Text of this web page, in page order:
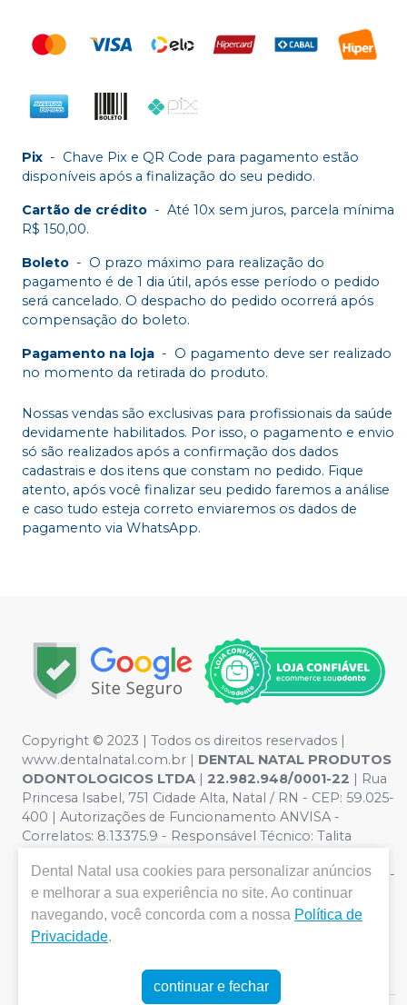
Pix - Chave Pix e QR Code para pagamento estão
disponíveis após a finalização do seu pedido.
Cartão de crédito - Até 10x sem juros, parcela mínima
R$ 150,00.
Boleto - O prazo máximo para realização do
pagamento é de 1 dia útil, após esse período o pedido
será cancelado. O despacho do pedido ocorrerá após
compensação do boleto.
Pagamento na loja - O pagamento deve ser realizado
no momento da retirada do produto.
Nossas vendas são exclusivas para profissionais da saúde
devidamente habilitados. Por isso, o pagamento e envio
só são realizados após a confirmação dos dados
cadastrais e dos itens que constam no pedido. Fique
atento, após você finalizar seu pedido faremos a análise
e caso tudo esteja correto enviaremos os dados de
pagamento via WhatsApp.
Copyright © 2023 | Todos os direitos reservados |
www.dentalnatal.com.br | DENTAL NATAL PRODUTOS
ODONTOLOGICOS LTDA
22.982.948/0001-22 | Rua
Princesa Isabel, 751 Cidade Alta, Natal / RN - CEP: 59.025-
400 | Autorizações de Funcionamento ANVISA -
Correlatos: 8.13375.9 - Responsável Técnico: Talita
Privacidade e Segurança - Fotos meramente ilustrativas -
Os preços e condições da loja virtual estão sujeitos a
alterações. Em caso de divergência de preços no site, o
valor válido é o do Carrinho de Compra. Não vendemos
atender compras de grandes volumes pelo site.
Dental Natal usa cookies para personalizar anúncios
e melhorar a sua experiência no site. Ao continuar
navegando, você concorda com a nossa Política de
Privacidade.
continuar e fechar